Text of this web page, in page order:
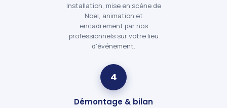
Installation, mise en scène de
Noël, animation et
encadrement par nos
professionnels sur votre lieu
d’événement.
4
Démontage & bilan